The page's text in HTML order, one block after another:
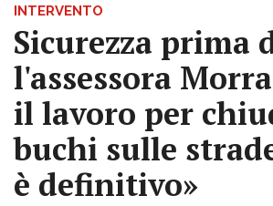
INTERVENTO
Sicurezza prima
l'assessora
il lavoro per
buchi sulle
è definitivo»